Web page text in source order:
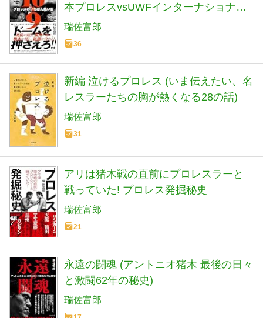
本プロレスvsUWFインターナショナル
全面戦争 30年目の真実 ([テキスト])
瑞佐富郎
36
新編 泣けるプロレス (いま伝えたい、名
レスラーたちの胸が熱くなる28の話)
瑞佐富郎
31
アリは猪木戦の直前にプロレスラーと
戦っていた! プロレス発掘秘史
瑞佐富郎
21
永遠の闘魂 (アントニオ猪木 最後の日々
と激闘62年の秘史)
瑞佐富郎